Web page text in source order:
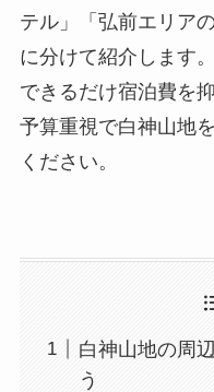
テル」「弘前エリア
に分けて紹介します
できるだけ宿泊費を
予算重視で白神山地
ください。
白神山地の周
う